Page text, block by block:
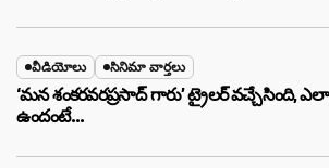
వీడియోలు సినిమా వార్తలు
‘మన శంకరవరప్రసాద్ గారు’ ట్రైలర్ వచ్చేసింది, ఎలా
ఉందంటే…